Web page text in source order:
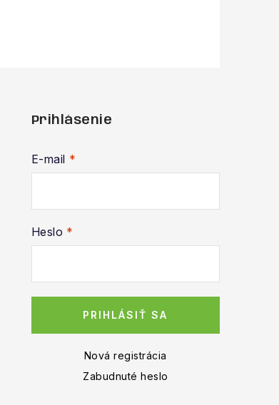
Prihlásenie
E-mail
Heslo
PRIHLÁSIŤ SA
Nová registrácia
Zabudnuté heslo